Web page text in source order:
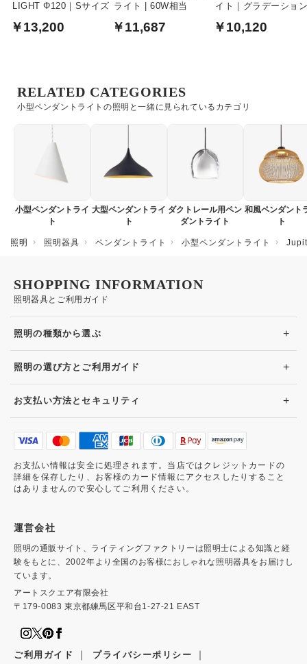
LIGHT Φ120｜Sサイズ
￥13,200
ライト | 60W相当
￥11,687
イト｜グラデーショ
￥10,120
小型ペンダントライトの照明と一緒に見られているカテゴリ
RELATED CATEGORIES
小型ペンダントライ
ト
大型ペンダントライ
ト
ダクトレール用ペン
ダントライト
和風ペンダント
ト
照明 照明器具 ペンダントライト 小型ペンダントライト
照明器具とご利用ガイド
SHOPPING INFORMATION
照明の種類から選ぶ +
照明の選び方とご利用ガイド +
お支払い方法とセキュリティ +
お支払い情報は安全に処理されます。当店ではクレジットカードの
詳細を保存したり、お客様のカード情報にアクセスしたりすること
はありませんので安心してご利用ください。
運営会社
照明の通販サイト、ライティングファクトリーは照明士による知識と経
験をもとに、2002年より全国のお客様におしゃれな照明器具をお届けし
ています。
アートスクエア有限会社
〒179-0083 東京都練馬区平和台1-27-21 EAST
ご利用ガイド ｜ プライバシーポリシー ｜